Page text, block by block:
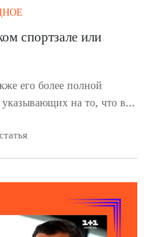
спортзале или
его более полной
на то, что в...